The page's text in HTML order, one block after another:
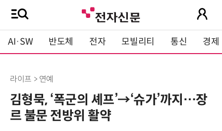
AI·SW 반도체 전자 모빌리티 통신 경제
라이프 > 연예
김형묵, ‘폭군의 셰프’→‘슈가’까지…장
르 불문 전방위 활약